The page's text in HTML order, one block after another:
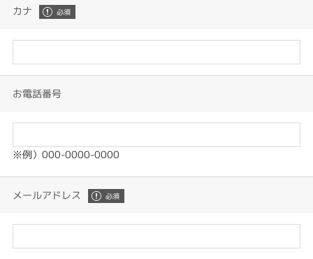
カナ
お電話番号
※例）000-0000-0000
メールアドレス